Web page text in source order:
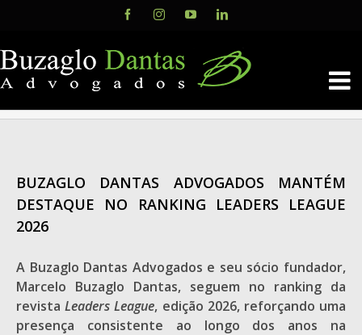
content
FacebookInstagramYouTubeLinkedIn
BUZAGLO DANTAS ADVOGADOS MANTÉM
DESTAQUE NO RANKING LEADERS LEAGUE
2026
A Buzaglo Dantas Advogados e seu sócio fundador,
Marcelo Buzaglo Dantas, seguem no ranking da
revistaLeaders League, edição 2026, reforçando uma
presença consistente ao longo dos anos na